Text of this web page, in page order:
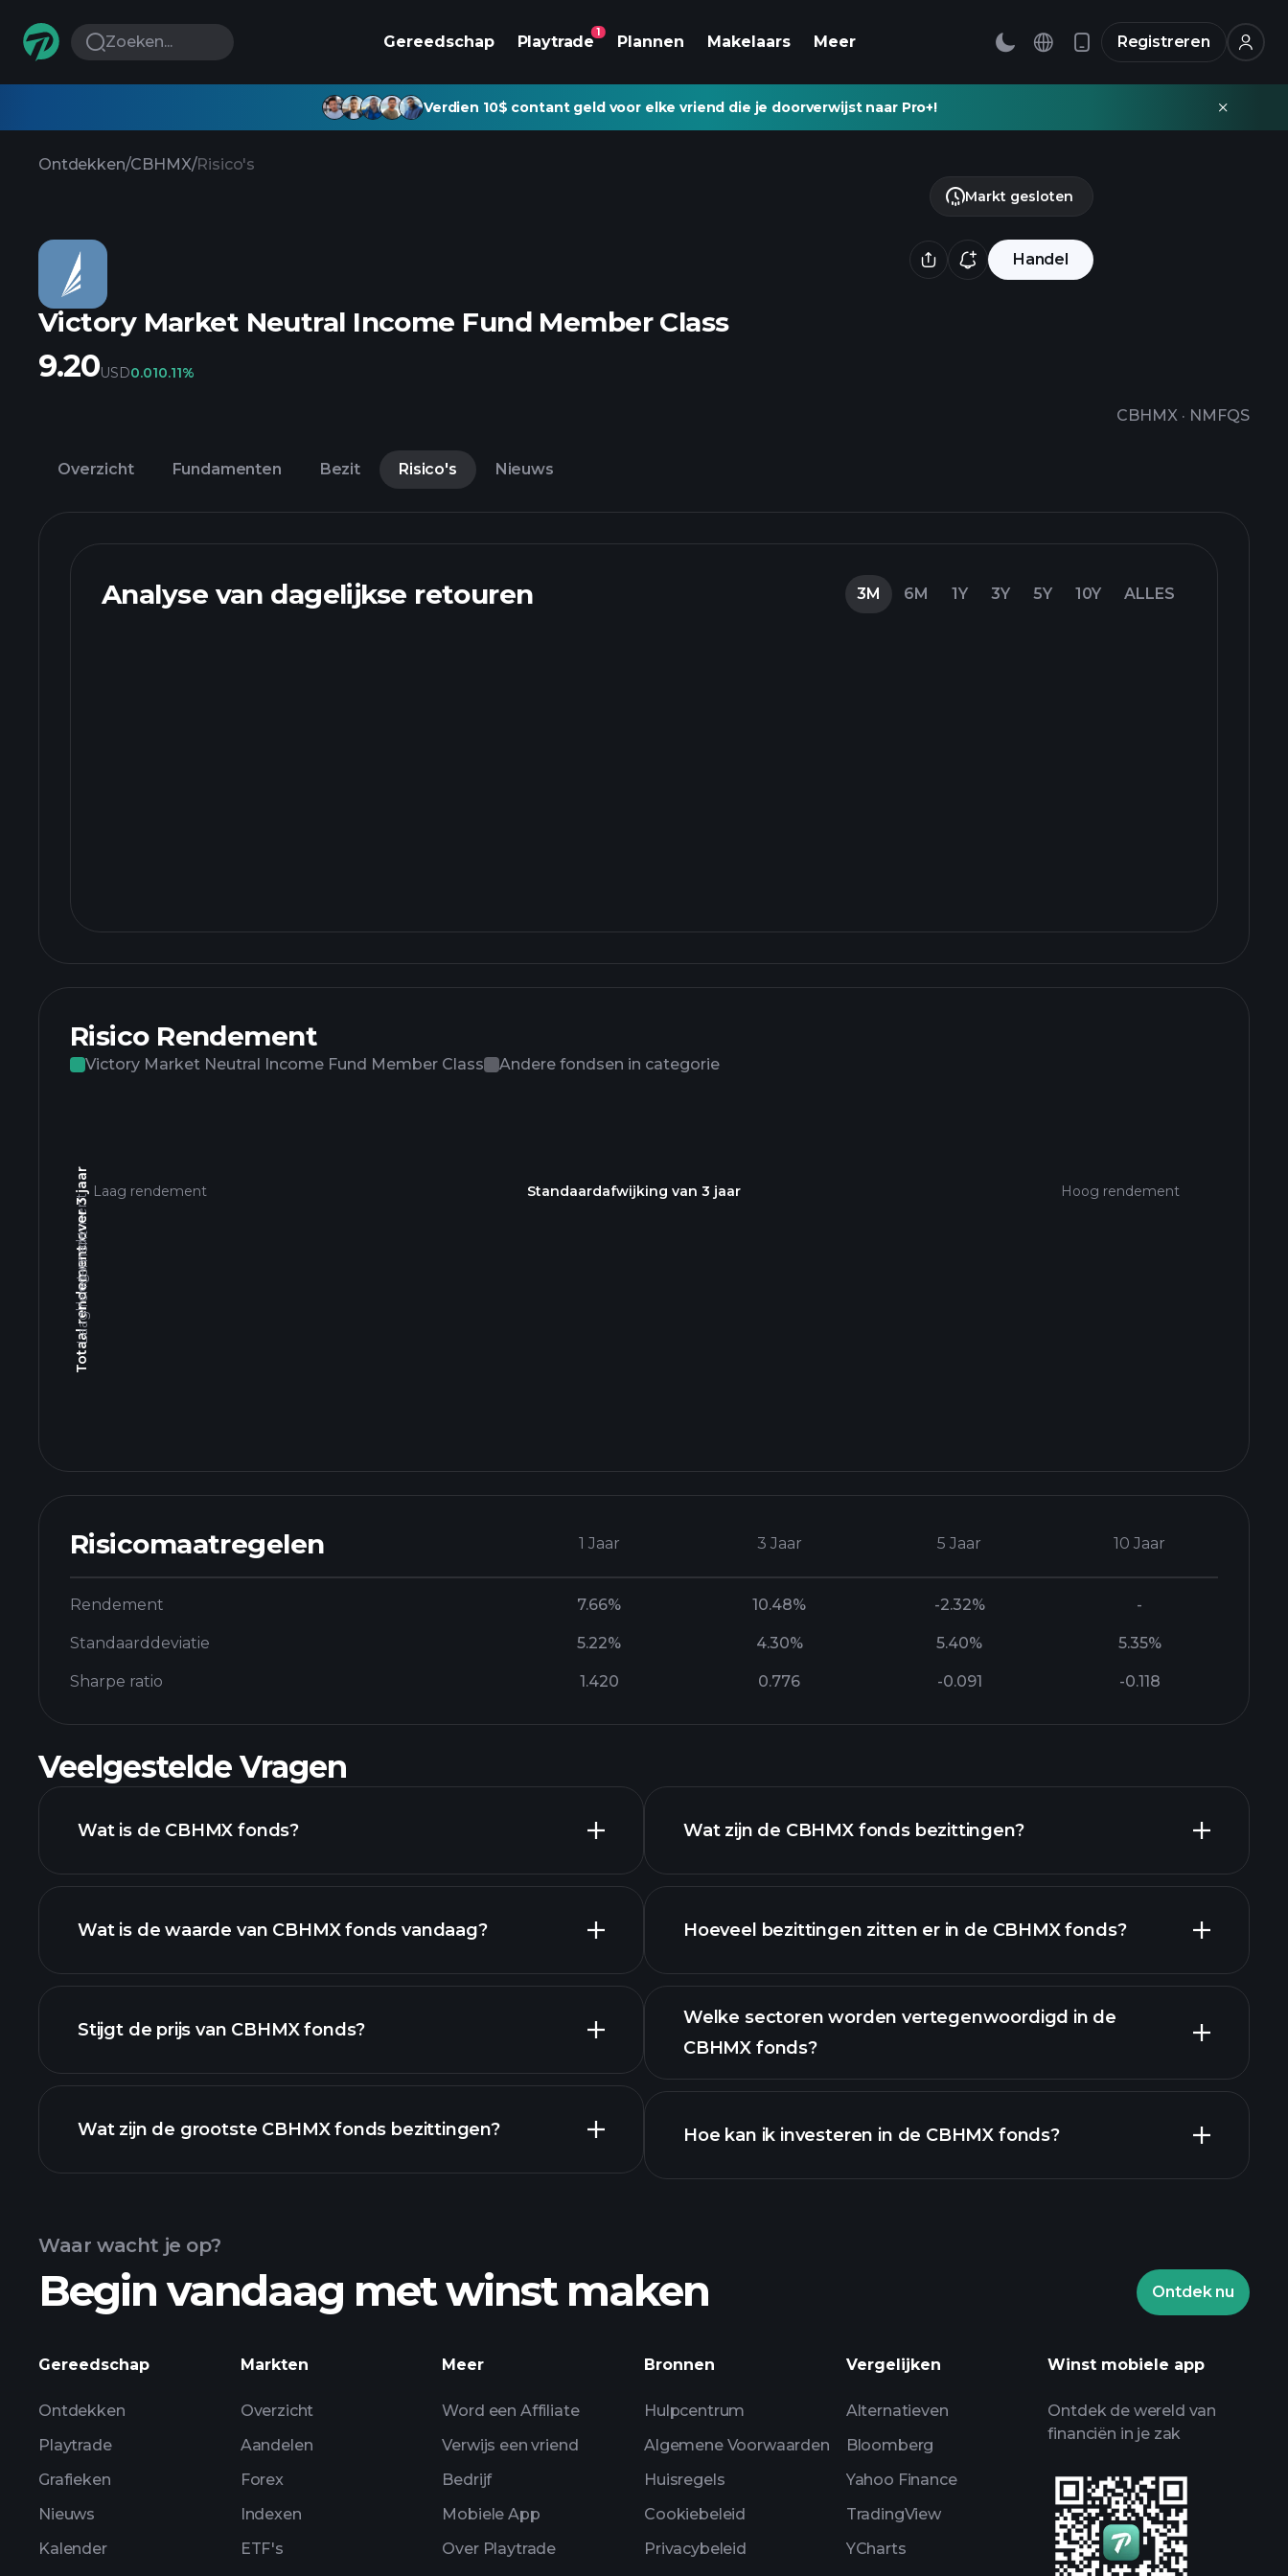
Zoeken... Gereedschap Playtrade
1
Plannen Makelaars Meer Registreren
Verdien 10$ contant geld voor elke vriend die je doorverwijst naar Pro+!
Ontdekken/CBHMX/Risico's
Handel
Victory Market Neutral Income Fund Member Class
CBHMX · NMFQS
Markt gesloten
9.20USD0.010.11%
Overzicht Fundamenten Bezit Risico's Nieuws
Analyse van dagelijkse retouren 3M 6M 1Y 3Y 5Y 10Y ALLES
Risico Rendement
Victory Market Neutral Income Fund Member Class Andere fondsen in categorie
Hoog rendement
Totaal rendement over 3 jaar
Laag rendement
Laag rendement Standaardafwijking van 3 jaar Hoog rendement
Risicomaatregelen 1 Jaar 3 Jaar 5 Jaar 10 Jaar
Rendement 7.66% 10.48% -2.32% -
Standaarddeviatie 5.22% 4.30% 5.40% 5.35%
Sharpe ratio 1.420 0.776 -0.091 -0.118
Veelgestelde Vragen
Wat is de CBHMX fonds?
Wat is de waarde van CBHMX fonds vandaag?
geavanceerde grafiek
Stijgt de prijs van CBHMX fonds?
CBHMX fonds grafiek
Wat zijn de grootste CBHMX fonds bezittingen?
bezittingen
Wat zijn de CBHMX fonds bezittingen?
bezittingen
Hoeveel bezittingen zitten er in de CBHMX fonds?
bezittingen
Welke sectoren worden vertegenwoordigd in de
CBHMX fonds?
Hoe kan ik investeren in de CBHMX fonds?
Waar wacht je op?
Begin vandaag met winst maken Ontdek nu
Gereedschap
Ontdekken
Playtrade
Grafieken
Nieuws
Kalender
Markten
Overzicht
Aandelen
Forex
Indexen
ETF's
Meer
Word een Affiliate
Verwijs een vriend
Bedrijf
Mobiele App
Over Playtrade
Bronnen
Hulpcentrum
Algemene Voorwaarden
Huisregels
Cookiebeleid
Privacybeleid
Vergelijken
Alternatieven
Bloomberg
Yahoo Finance
TradingView
YCharts
Winst mobiele app
Ontdek de wereld van
financiën in je zak